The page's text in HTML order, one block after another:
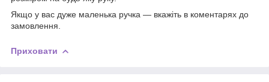
Якщо у вас дуже маленька ручка — вкажіть в коментарях до
замовлення.
Приховати